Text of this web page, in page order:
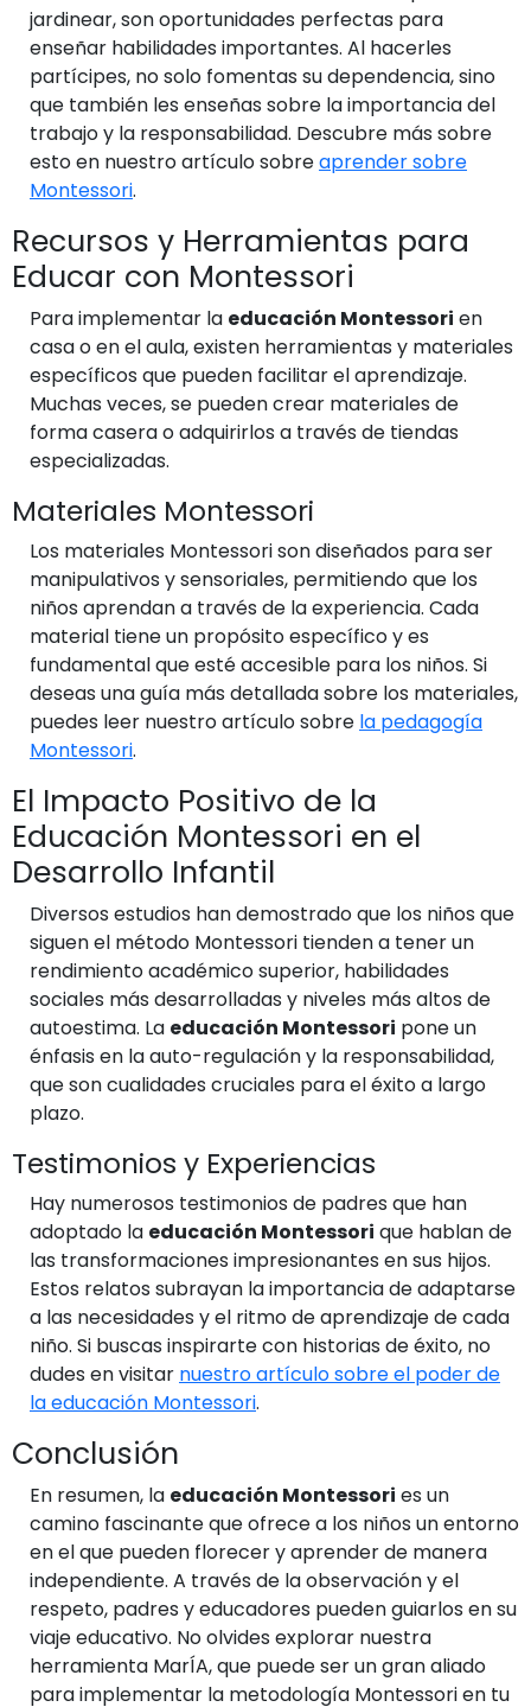
jardinear, son oportunidades perfectas para
enseñar habilidades importantes. Al hacerles
partícipes, no solo fomentas su dependencia, sino
que también les enseñas sobre la importancia del
trabajo y la responsabilidad. Descubre más sobre
esto en nuestro artículo sobreaprender sobre
Montessori.
Recursos y Herramientas para
Educar con Montessori
Para implementar la educación Montessori en
casa o en el aula, existen herramientas y materiales
específicos que pueden facilitar el aprendizaje.
Muchas veces, se pueden crear materiales de
forma casera o adquirirlos a través de tiendas
especializadas.
Materiales Montessori
Los materiales Montessori son diseñados para ser
manipulativos y sensoriales, permitiendo que los
niños aprendan a través de la experiencia. Cada
material tiene un propósito específico y es
fundamental que esté accesible para los niños. Si
deseas una guía más detallada sobre los materiales,
puedes leer nuestro artículo sobre la pedagogía
Montessori.
El Impacto Positivo de la
Educación Montessori en el
Desarrollo Infantil
Diversos estudios han demostrado que los niños que
siguen el método Montessori tienden a tener un
rendimiento académico superior, habilidades
sociales más desarrolladas y niveles más altos de
autoestima. La educación Montessori pone un
énfasis en la auto-regulación y la responsabilidad,
que son cualidades cruciales para el éxito a largo
plazo.
Testimonios y Experiencias
Hay numerosos testimonios de padres que han
adoptado la educación Montessori que hablan de
las transformaciones impresionantes en sus hijos.
Estos relatos subrayan la importancia de adaptarse
a las necesidades y el ritmo de aprendizaje de cada
niño. Si buscas inspirarte con historias de éxito, no
dudes en visitar nuestro artículo sobre el poder de
la educación Montessori.
Conclusión
En resumen, la educación Montessori es un
camino fascinante que ofrece a los niños un entorno
en el que pueden florecer y aprender de manera
independiente. A través de la observación y el
respeto, padres y educadores pueden guiarlos en su
viaje educativo. No olvides explorar nuestra
herramienta MarÍA, que puede ser un gran aliado
para implementar la metodología Montessori en tu